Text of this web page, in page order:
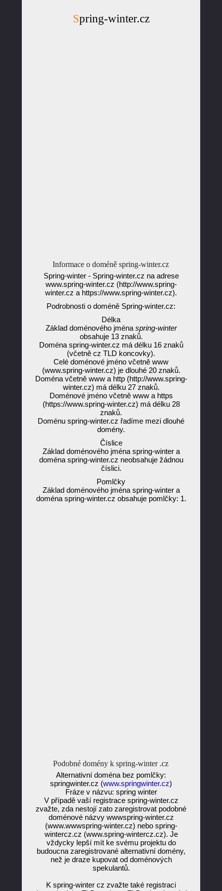
Spring-winter.cz
Informace o doméně spring-winter.cz
Spring-winter - Spring-winter.cz na adrese
www.spring-winter.cz (http://www.spring-
winter.cz a https://www.spring-winter.cz).
Podrobnosti o doméně Spring-winter.cz:
Délka
Základ doménového jména spring-winter
obsahuje 13 znaků.
Doména spring-winter.cz má délku 16 znaků
(včetně cz TLD koncovky).
Celé doménové jméno včetně www
(www.spring-winter.cz) je dlouhé 20 znaků.
Doména včetně www a http (http://www.spring-
winter.cz) má délku 27 znaků.
Doménové jméno včetně www a https
(https://www.spring-winter.cz) má délku 28
znaků.
Doménu spring-winter.cz řadíme mezi dlouhé
domény.
Číslice
Základ doménového jména spring-winter a
doména spring-winter.cz neobsahuje žádnou
číslici.
Pomlčky
Základ doménového jména spring-winter a
doména spring-winter.cz obsahuje pomlčky: 1.
Podobné domény k spring-winter .cz
Alternativní doména bez pomlčky:
springwinter.cz (www.springwinter.cz)
Fráze v názvu: spring winter
V případě vaší registrace spring-winter.cz
zvažte, zda nestojí zato zaregistrovat podobné
doménové názvy wwwspring-winter.cz
(www.wwwspring-winter.cz) nebo spring-
wintercz.cz (www.spring-wintercz.cz). Je
vždycky lepší mít ke svému projektu do
budoucna zaregistrované alternativní domény,
než je draze kupovat od doménových
spekulantů.
K spring-winter cz zvažte také registraci